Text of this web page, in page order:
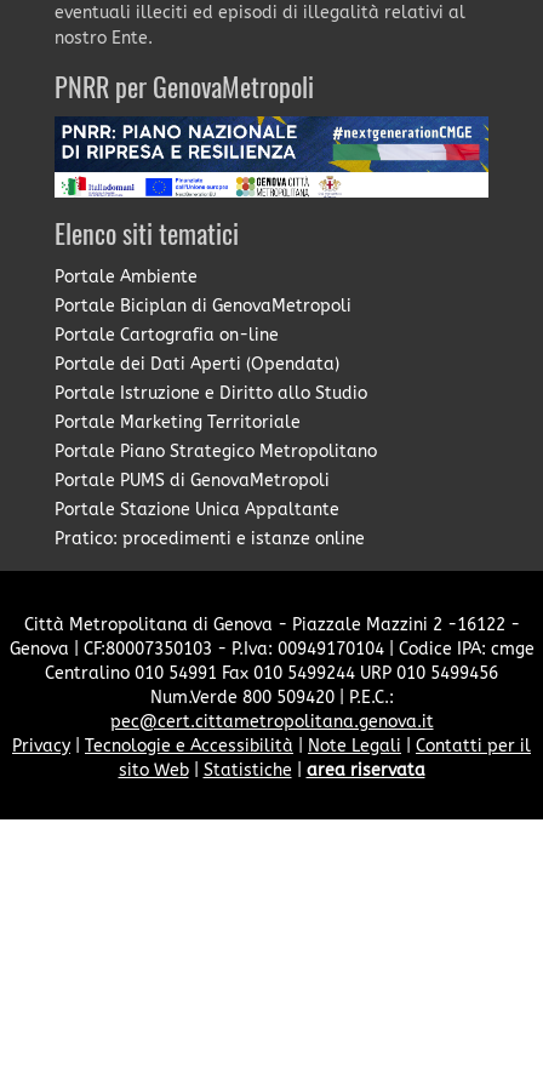
eventuali illeciti ed episodi di illegalità relativi al
nostro Ente.
PNRR per GenovaMetropoli
Elenco siti tematici
Portale Ambiente
Portale Biciplan di GenovaMetropoli
Portale Cartografia on-line
Portale dei Dati Aperti (Opendata)
Portale Istruzione e Diritto allo Studio
Portale Marketing Territoriale
Portale Piano Strategico Metropolitano
Portale PUMS di GenovaMetropoli
Portale Stazione Unica Appaltante
Pratico: procedimenti e istanze online
Città Metropolitana di Genova - Piazzale Mazzini 2 -16122 -
Genova | CF:80007350103 - P.Iva: 00949170104 | Codice IPA: cmge
Centralino 010 54991 Fax 010 5499244 URP 010 5499456
Num.Verde 800 509420 | P.E.C.:
pec@cert.cittametropolitana.genova.it
Privacy
Tecnologie e Accessibilità Note Legali
Contatti per il
sito Web| Statistiche area riservata